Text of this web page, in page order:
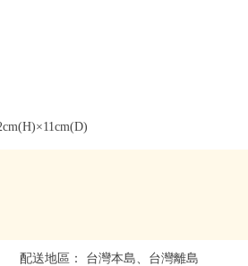
配送地區： 台灣本島、台灣離島